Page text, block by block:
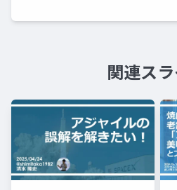
関連ス